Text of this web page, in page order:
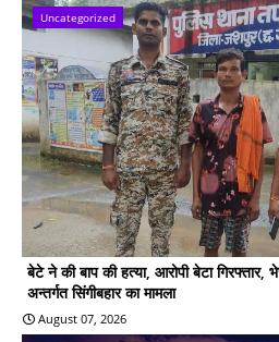
Uncategorized
बेटे ने की बाप की हत्या, आरोपी बेटा गिरफ्तार,
अन्तर्गत सिंगीबहार का मामला
August 07, 2026